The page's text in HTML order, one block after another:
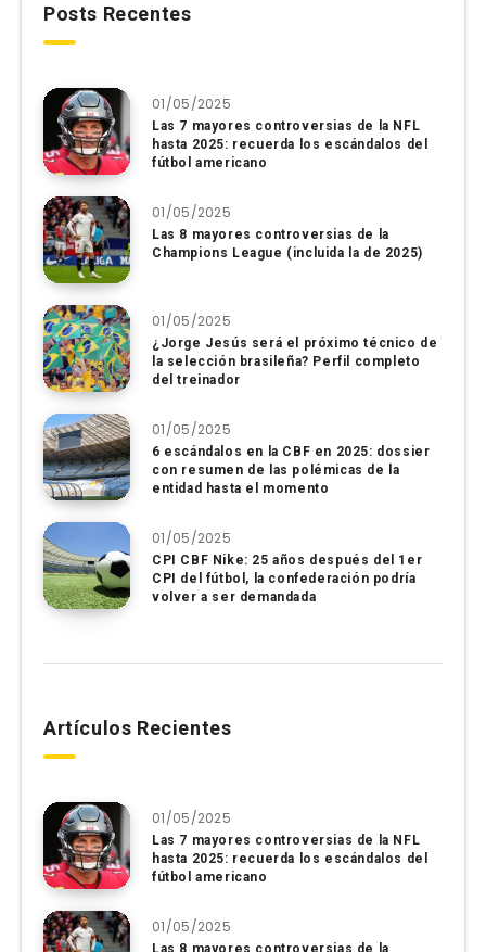
Posts Recentes
01/05/2025
Las 7 mayores controversias de la NFL
hasta 2025: recuerda los escándalos del
fútbol americano
01/05/2025
Las 8 mayores controversias de la
Champions League (incluida la de 2025)
01/05/2025
¿Jorge Jesús será el próximo técnico de
la selección brasileña? Perfil completo
del treinador
01/05/2025
6 escándalos en la CBF en 2025: dossier
con resumen de las polémicas de la
entidad hasta el momento
01/05/2025
CPI CBF Nike: 25 años después del 1er
CPI del fútbol, ​​la confederación podría
volver a ser demandada
Artículos Recientes
01/05/2025
Las 7 mayores controversias de la NFL
hasta 2025: recuerda los escándalos del
fútbol americano
01/05/2025
Las 8 mayores controversias de la